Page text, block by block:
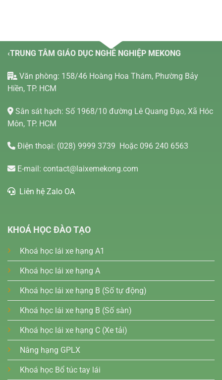
‹TRUNG TÂM GIÁO DỤC NGHỀ NGHIỆP MEKONG
Văn phòng: 158/46 Hoàng Hoa Thám, Phường Bảy
Hiền, TP. HCM
Sân sát hạch: Số 1968/10 đường Lê Quang Đạo, Xã Hóc
Môn, TP. HCM
Điện thoại: (028) 9999 3739 Hoặc 096 240 6563
E-mail: contact@laixemekong.com
Liên hệ Zalo OA
KHOÁ HỌC ĐÀO TẠO
Khoá học lái xe hạng A1
Khoá học lái xe hạng A
Khoá học lái xe hạng B (Số tự động)
Khoá học lái xe hạng B (Số sàn)
Khoá học lái xe hạng C (Xe tải)
Nâng hạng GPLX
Khoá học Bổ túc tay lái